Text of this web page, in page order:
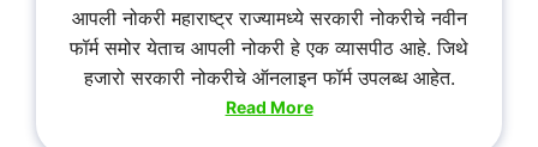
आपली नोकरी महाराष्ट्र राज्यामध्ये सरकारी नोकरीचे नवीन
फॉर्म समोर येताच आपली नोकरी हे एक व्यासपीठ आहे. जिथे
हजारो सरकारी नोकरीचे ऑनलाइन फॉर्म उपलब्ध आहेत.
Read More